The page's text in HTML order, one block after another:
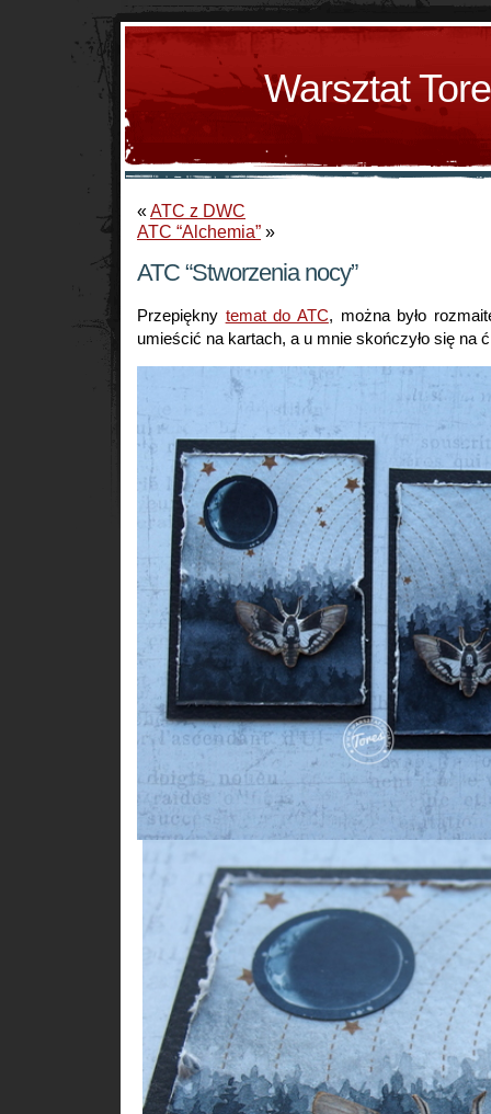
Warsztat
«ATC z DWC
ATC “Alchemia” »
ATC “Stworzenia nocy”
Przepiękny temat do ATC, można było
umieścić na kartach, a u mnie skończyło się na